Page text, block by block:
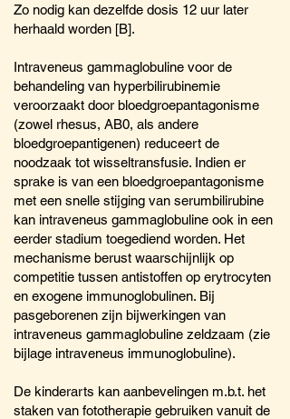
Zo nodig kan dezelfde dosis 12 uur later
herhaald worden [B].
Intraveneus gammaglobuline voor de
behandeling van hyperbilirubinemie
veroorzaakt door bloedgroepantagonisme
(zowel rhesus, AB0, als andere
bloedgroepantigenen) reduceert de
noodzaak tot wisseltransfusie. Indien er
sprake is van een bloedgroepantagonisme
met een snelle stijging van serumbilirubine
kan intraveneus gammaglobuline ook in een
eerder stadium toegediend worden. Het
mechanisme berust waarschijnlijk op
competitie tussen antistoffen op erytrocyten
en exogene immunoglobulinen. Bij
pasgeborenen zijn bijwerkingen van
intraveneus gammaglobuline zeldzaam (zie
bijlage intraveneus immunoglobuline).
De kinderarts kan aanbevelingen m.b.t. het
staken van fototherapie gebruiken vanuit de